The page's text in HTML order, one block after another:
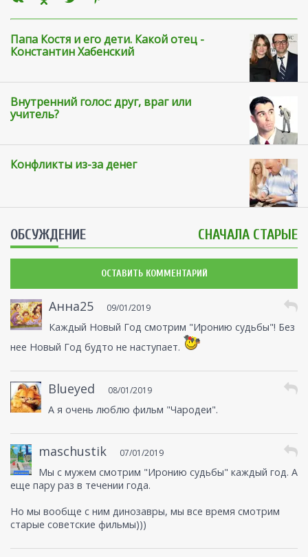
Папа Костя и его дети. Какой отец -
Константин Хабенский
Внутренний голос: друг, враг или
учитель?
Конфликты из-за денег
ОБСУЖДЕНИЕ СНАЧАЛА СТАРЫЕ
ОСТАВИТЬ КОММЕНТАРИЙ
Анна25 09/01/2019
Каждый Новый Год смотрим "Иронию судьбы"! Без
нее Новый Год будто не наступает.
Blueyed 08/01/2019
А я очень люблю фильм "Чародеи".
maschustik 07/01/2019
Мы с мужем смотрим "Иронию судьбы" каждый год. А
еще пару раз в течении года.
Но мы вообще с ним динозавры, мы все время смотрим
старые советские фильмы)))